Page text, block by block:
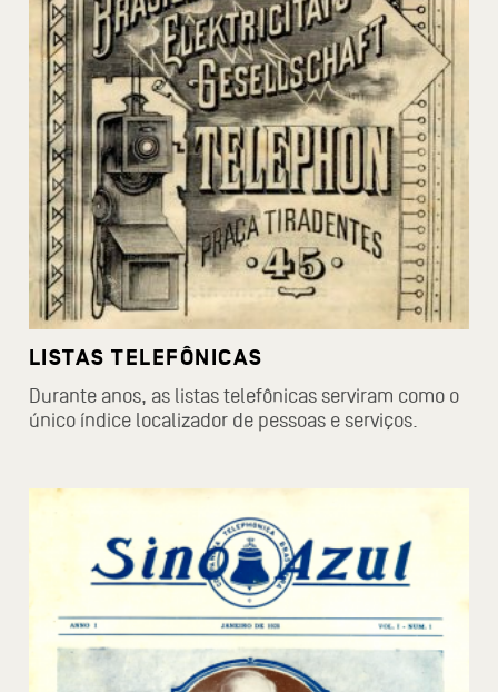
LISTAS TELEFÔNICAS
Durante anos, as listas telefônicas serviram como o
único índice localizador de pessoas e serviços.